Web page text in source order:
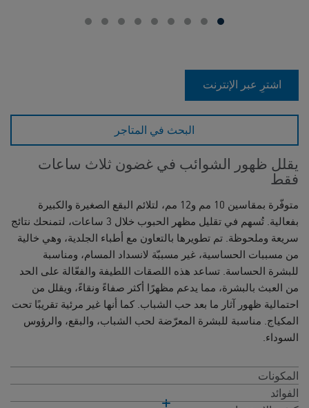
يقلل ظهور الشوائب في غضون ثلاث ساعات
فقط
متوفّرة بمقاسين 10 مم و12 مم، لتلائم البقع الصغيرة والكبيرة
بفعالية. تُسهم في تقليل مظهر الحبوب خلال 3 ساعات، لتمنحك نتائج
سريعة وملحوظة. تم تطويرها بالتعاون مع أطباء الجلدية، وهي خالية
من مسببات الحساسية، غير مسببّة لانسداد المسام، ومناسبة
للبشرة الحساسة. تساعد هذه اللصقات اللطيفة والفعّالة على الحد
من العبث بالبشرة، مما يدعم مظهرًا أكثر صفاءً ونقاءً، ويقلل من
احتمالية ظهور آثار ما بعد حب الشباب. كما أنها غير مرئية تقريبًا تحت
المكياج. مناسبة للبشرة المعرّضة لحب الشباب، والبقع، والرؤوس
السوداء.
اشترِ عبر الإنترنت
البحث في المتاجر
المكونات
الفوائد